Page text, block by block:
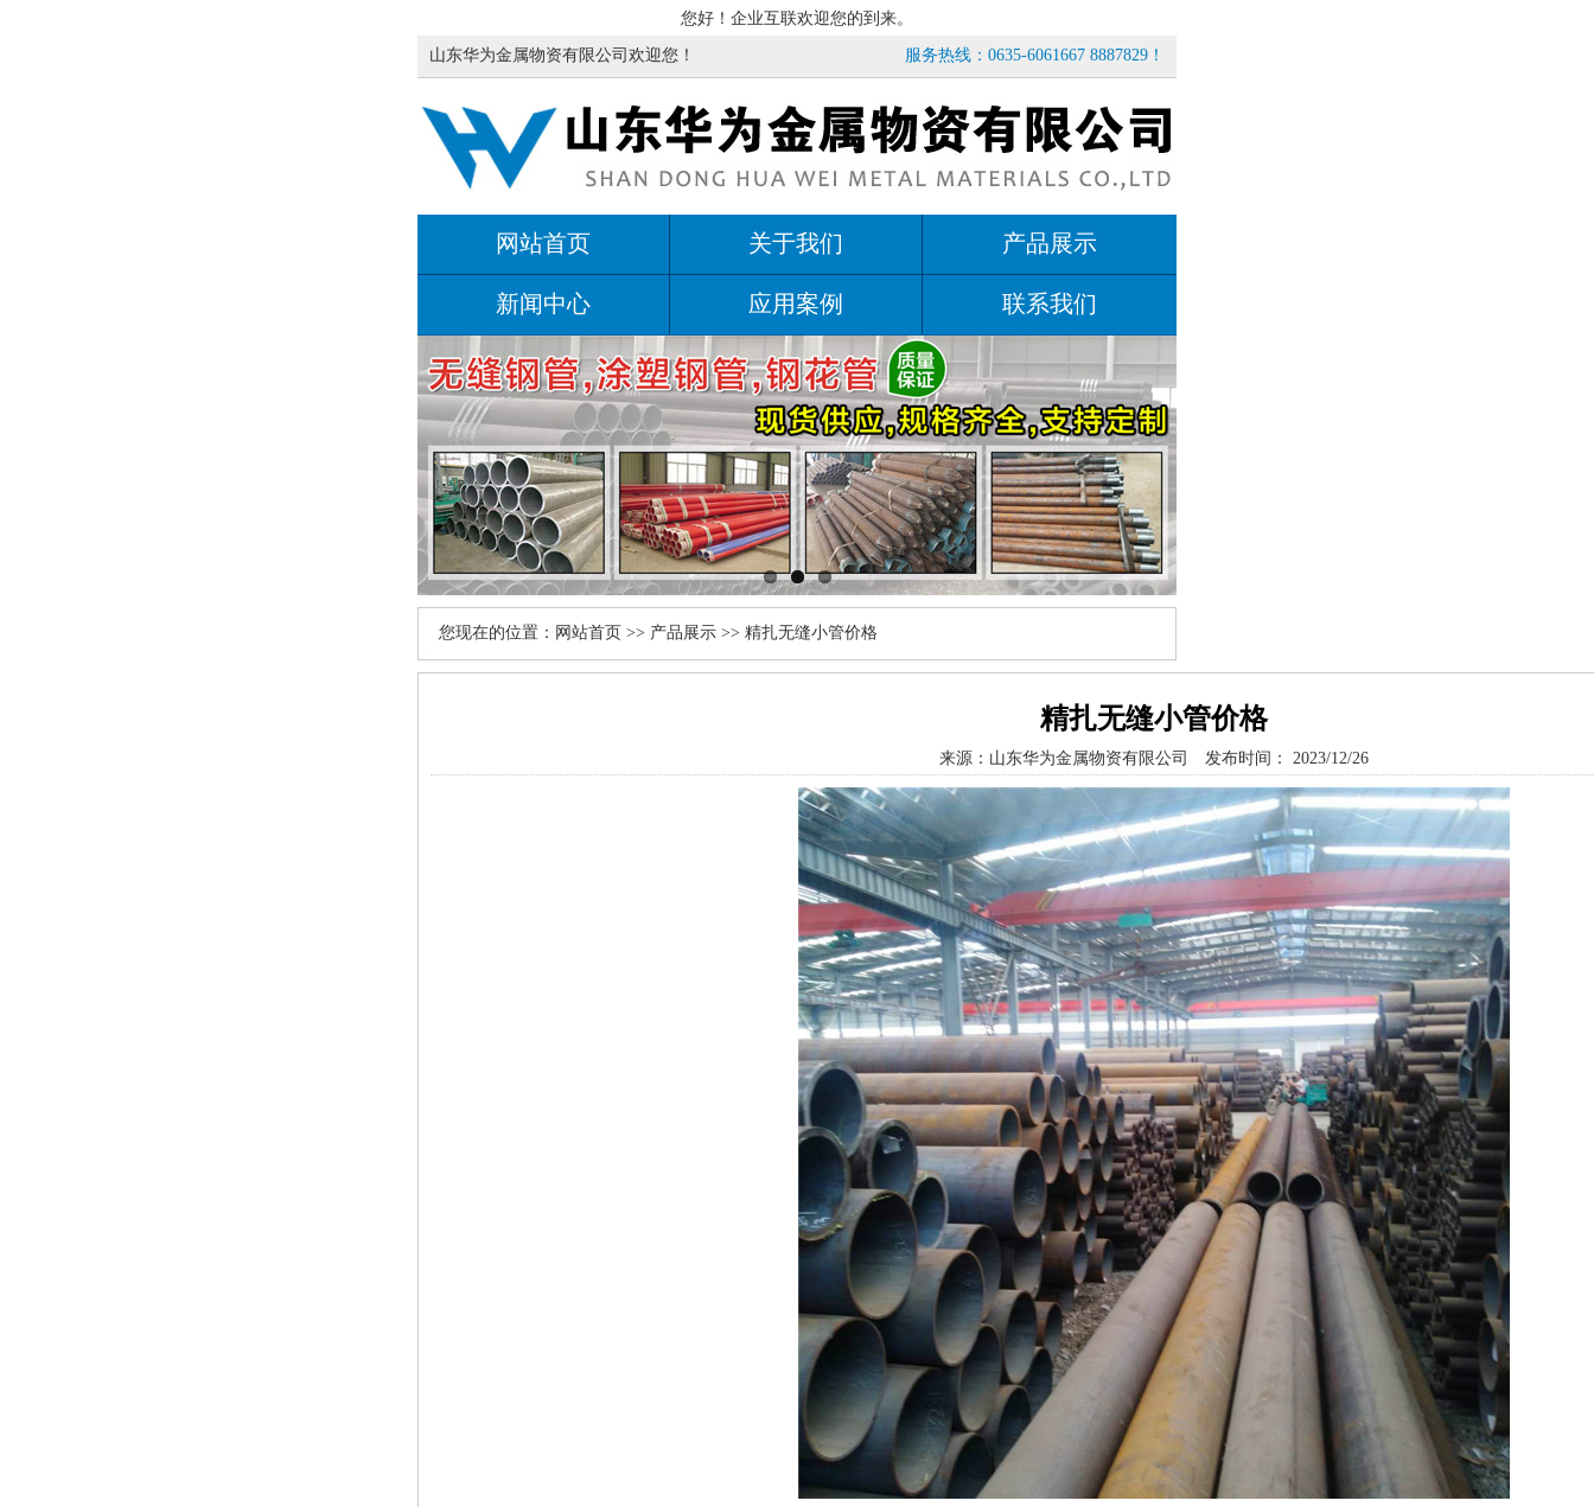
您好！企业互联欢迎您的到来。
山东华为金属物资有限公司欢迎您！ 服务热线：0635-6061667 8887829！
网站首页 关于我们 产品展示
新闻中心 应用案例 联系我们
您现在的位置： 网站首页 >> 产品展示 >> 精扎无缝小管价格
精扎无缝小管价格
来源： 山东华为金属物资有限公司 发布时间： 2023/12/26